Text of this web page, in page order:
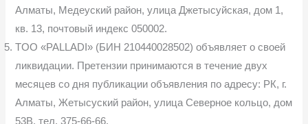
Алматы, Медеуский район, улица Джетысуйская, дом 1,
кв. 13, почтовый индекс 050002.
TOO «PALLADI» (БИН 210440028502) объявляет о своей
ликвидации. Претензии принимаются в течение двух
месяцев со дня публикации объявления по адресу: РК, г.
Алматы, Жетысуский район, улица Северное кольцо, дом
53B, тел. 375-66-66.